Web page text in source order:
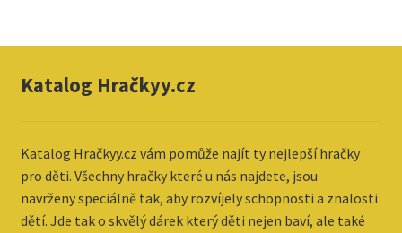
Katalog Hračkyy.cz
Katalog Hračkyy.cz vám pomůže najít ty nejlepší hračky
pro děti. Všechny hračky které u nás najdete, jsou
navrženy speciálně tak, aby rozvíjely schopnosti a znalosti
dětí. Jde tak o skvělý dárek který děti nejen baví, ale také